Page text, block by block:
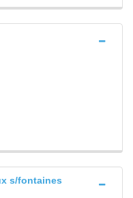
s/fontaines